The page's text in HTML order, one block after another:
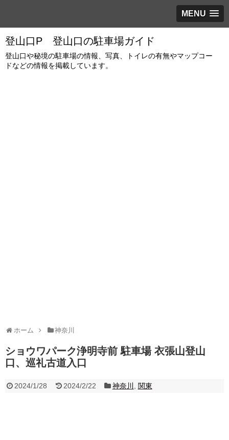
MENU
登山口P 登山口の駐車場ガイド
登山口や秘境の駐車場の情報、写真、トイレの有無やマップコー
ドなどの情報を掲載しています。
ホーム 神奈川
ショウワパーク浄明寺前 駐車場 衣張山登山
口、巡礼古道入口
2024/1/28 2024/2/22 神奈川 関東